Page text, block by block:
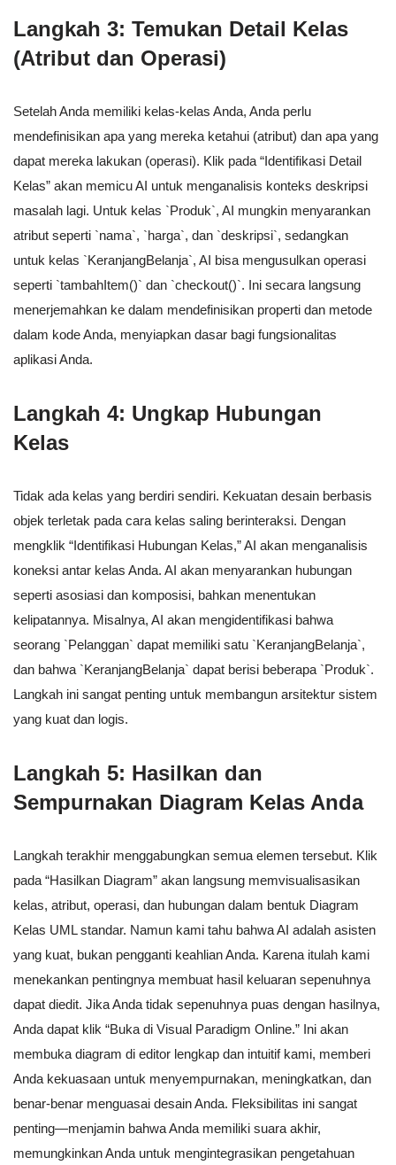
Langkah 3: Temukan Detail Kelas
(Atribut dan Operasi)
Setelah Anda memiliki kelas-kelas Anda, Anda perlu
mendefinisikan apa yang mereka ketahui (atribut) dan apa yang
dapat mereka lakukan (operasi). Klik pada “Identifikasi Detail
Kelas” akan memicu AI untuk menganalisis konteks deskripsi
masalah lagi. Untuk kelas `Produk`, AI mungkin menyarankan
atribut seperti `nama`, `harga`, dan `deskripsi`, sedangkan
untuk kelas `KeranjangBelanja`, AI bisa mengusulkan operasi
seperti `tambahItem()` dan `checkout()`. Ini secara langsung
menerjemahkan ke dalam mendefinisikan properti dan metode
dalam kode Anda, menyiapkan dasar bagi fungsionalitas
aplikasi Anda.
Langkah 4: Ungkap Hubungan
Kelas
Tidak ada kelas yang berdiri sendiri. Kekuatan desain berbasis
objek terletak pada cara kelas saling berinteraksi. Dengan
mengklik “Identifikasi Hubungan Kelas,” AI akan menganalisis
koneksi antar kelas Anda. AI akan menyarankan hubungan
seperti asosiasi dan komposisi, bahkan menentukan
kelipatannya. Misalnya, AI akan mengidentifikasi bahwa
seorang `Pelanggan` dapat memiliki satu `KeranjangBelanja`,
dan bahwa `KeranjangBelanja` dapat berisi beberapa `Produk`.
Langkah ini sangat penting untuk membangun arsitektur sistem
yang kuat dan logis.
Langkah 5: Hasilkan dan
Sempurnakan Diagram Kelas Anda
Langkah terakhir menggabungkan semua elemen tersebut. Klik
pada “Hasilkan Diagram” akan langsung memvisualisasikan
kelas, atribut, operasi, dan hubungan dalam bentuk Diagram
Kelas UML standar. Namun kami tahu bahwa AI adalah asisten
yang kuat, bukan pengganti keahlian Anda. Karena itulah kami
menekankan pentingnya membuat hasil keluaran sepenuhnya
dapat diedit. Jika Anda tidak sepenuhnya puas dengan hasilnya,
Anda dapat klik “Buka di Visual Paradigm Online.” Ini akan
membuka diagram di editor lengkap dan intuitif kami, memberi
Anda kekuasaan untuk menyempurnakan, meningkatkan, dan
benar-benar menguasai desain Anda. Fleksibilitas ini sangat
penting—menjamin bahwa Anda memiliki suara akhir,
memungkinkan Anda untuk mengintegrasikan pengetahuan